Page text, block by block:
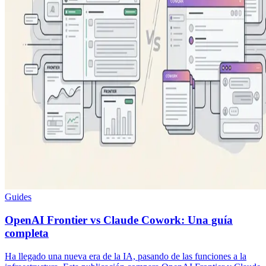
Guides
OpenAI Frontier vs Claude Cowork: Una guía
completa
Ha llegado una nueva era de la IA, pasando de las funciones a la